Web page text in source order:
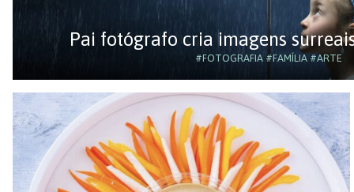
Pai fotógrafo cria imagens
#FOTOGRAFIA #FAMÍLIA #ARTE